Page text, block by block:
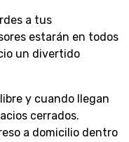
a tus
estarán en todos
un divertido
y cuando llegan
cerrados.
a domicilio dentro